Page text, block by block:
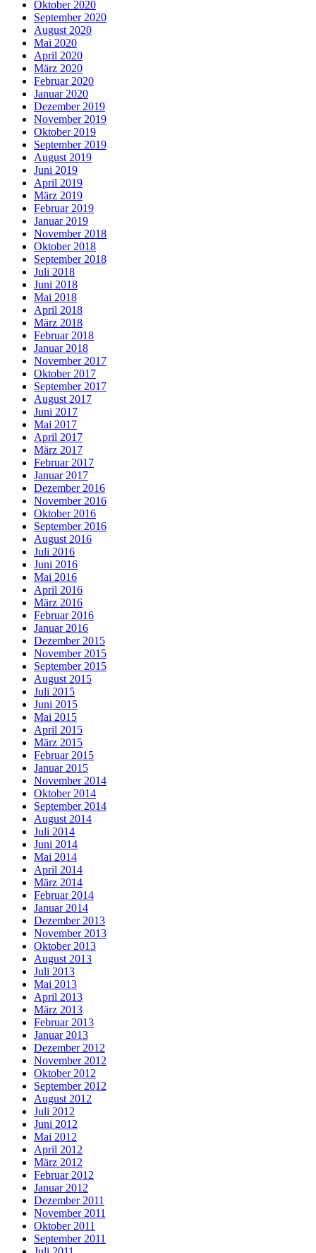
Oktober 2020
September 2020
August 2020
Mai 2020
April 2020
März 2020
Februar 2020
Januar 2020
Dezember 2019
November 2019
Oktober 2019
September 2019
August 2019
Juni 2019
April 2019
März 2019
Februar 2019
Januar 2019
November 2018
Oktober 2018
September 2018
Juli 2018
Juni 2018
Mai 2018
April 2018
März 2018
Februar 2018
Januar 2018
November 2017
Oktober 2017
September 2017
August 2017
Juni 2017
Mai 2017
April 2017
März 2017
Februar 2017
Januar 2017
Dezember 2016
November 2016
Oktober 2016
September 2016
August 2016
Juli 2016
Juni 2016
Mai 2016
April 2016
März 2016
Februar 2016
Januar 2016
Dezember 2015
November 2015
September 2015
August 2015
Juli 2015
Juni 2015
Mai 2015
April 2015
März 2015
Februar 2015
Januar 2015
November 2014
Oktober 2014
September 2014
August 2014
Juli 2014
Juni 2014
Mai 2014
April 2014
März 2014
Februar 2014
Januar 2014
Dezember 2013
November 2013
Oktober 2013
August 2013
Juli 2013
Mai 2013
April 2013
März 2013
Februar 2013
Januar 2013
Dezember 2012
November 2012
Oktober 2012
September 2012
August 2012
Juli 2012
Juni 2012
Mai 2012
April 2012
März 2012
Februar 2012
Januar 2012
Dezember 2011
November 2011
Oktober 2011
September 2011